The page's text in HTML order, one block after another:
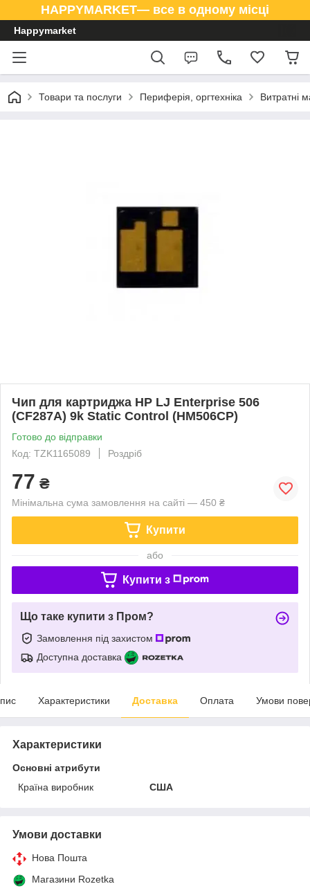
HAPPYMARKET— все в одному місці
Happymarket
Товари та послуги Периферія, оргтехніка Витратні
Чип для картриджа HP LJ Enterprise 506
(CF287A) 9k Static Control (HM506CP)
Готово до відправки
Код: TZK1165089
Роздріб
77 ₴
Мінімальна сума замовлення на сайті — 450 ₴
Купити
або
Купити з
Що таке купити з Пром?
Замовлення під захистом
Доступна доставка
Характеристики Доставка Оплата Умови
Характеристики
Основні атрибути
Країна виробник
США
Умови доставки
Нова Пошта
Магазини Rozetka